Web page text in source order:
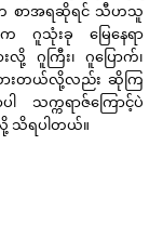
က စာအရဆိုရင် သီဟသူ
းက ဂူသုံးခု မြေနေရာ
ဂူကြီး၊ ဂူပြောက်၊
တယ်လို့လည်း ဆိုကြ
သက္ကရာဇ်ကြောင့်ပဲ
သိရပါတယ်။